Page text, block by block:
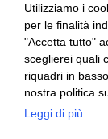
Indirizzo:Corso
Email:
Posta
Utilizziamo i
per le finalità
"Accetta tutto"
sceglierei quali
riquadri in
nostra politica
Leggi di più